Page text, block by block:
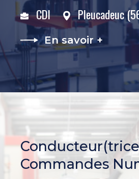
CDI
Pleucadeuc
En savoir +
Commandes